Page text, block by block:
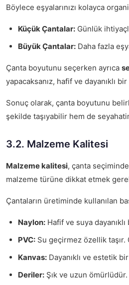
Böylece eşyalarınızı kolayca
Küçük Çantalar: Günlük
Büyük Çantalar: Daha fazla
Çanta boyutunu seçerken ayrıca
yapacaksanız, hafif ve dayanıklı
Sonuç olarak, çanta boyutunu
şekilde taşıyabilir hem de
3.2. Malzeme Kalitesi
Malzeme kalitesi, çanta
malzeme türüne dikkat etmek
Çantaların üretiminde kullanılan
Naylon: Hafif ve suya
PVC: Su geçirmez özellik taşır.
Kanvas: Dayanıklı ve estetik bir
Deriler: Şık ve uzun